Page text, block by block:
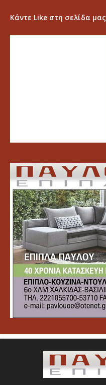
Κάντε Like στη σελίδα μας